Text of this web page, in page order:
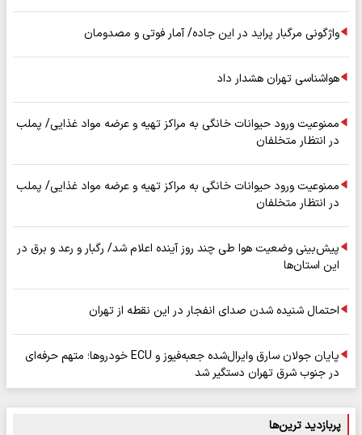
واژگونی مرگبار پراید در این جاده/ آمار فوتی و مصدومان
هواشناسی تهران هشدار داد
ممنوعیت ورود حیوانات خانگی به مراکز تهیه و عرضه مواد غذایی/ پملب
در انتظار متخلفان
ممنوعیت ورود حیوانات خانگی به مراکز تهیه و عرضه مواد غذایی/ پملب
در انتظار متخلفان
پیش‌بینی وضعیت هوا طی چند روز آینده اعلام شد/ رگبار و رعد و برق در
این استان‌ها
احتمال شنیده شدن صدای انفجار در این نقطه از تهران
پایان جولان سارق وایرال‌شده جعبه‌فیوز و ECU خودروها؛ متهم حرفه‌ای
در جنوب شرق تهران دستگیر شد
پربازدید ترین‌ها